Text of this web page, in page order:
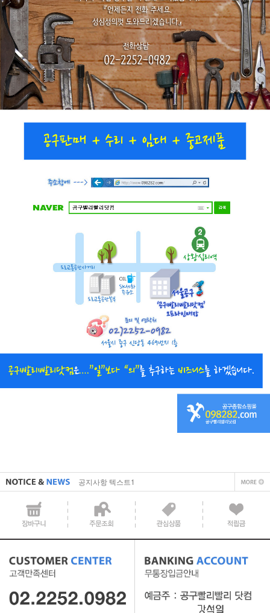
공지사항 텍스트1
직접 입력해주셔야 합니다.
공지사항 텍스트1